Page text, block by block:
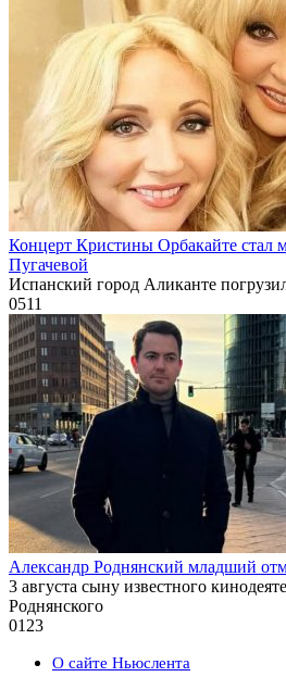
Концерт Кристины Орбакайте стал
Пугачевой
Испанский город Аликанте
0511
Александр Роднянский младший
3 августа сыну известного
Роднянского
0123
О сайте Ньюслента